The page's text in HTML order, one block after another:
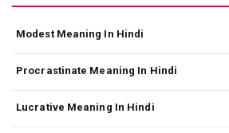
Modest Meaning In Hindi
Procrastinate Meaning In Hindi
Lucrative Meaning In Hindi